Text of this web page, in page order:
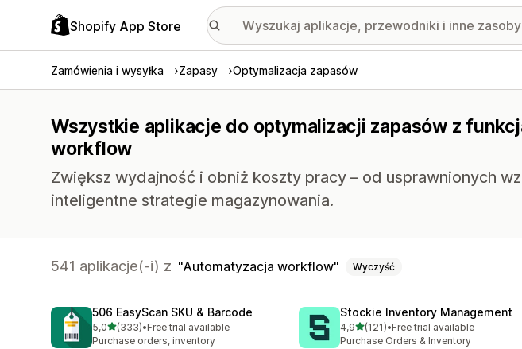
Shopify App Store
Zamówienia i wysyłka Zapasy Optymalizacja zapasów
Wszystkie aplikacje do optymalizacji zapasów z
workflow
Zwiększ wydajność i obniż koszty pracy – od usprawnionych
inteligentne strategie magazynowania.
541 aplikacje(-i) z Automatyzacja workflow Wyczyść
506 EasyScan SKU & Barcode
5,0na 5 gwiazdek
(333)
Łączna liczba recenzji: 333
•Free trial available
Purchase orders, inventory
Stockie Inventory Management
4,9na 5 gwiazdek
(121)
Łączna liczba recenzji: 121
•Free trial available
Purchase Orders & Inventory